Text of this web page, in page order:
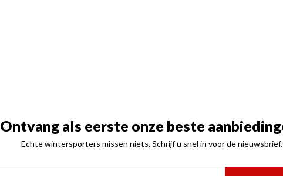
Ontvang als eerste onze beste
Echte wintersporters missen niets. Schrijf u snel in voor de nieuwsbrief.